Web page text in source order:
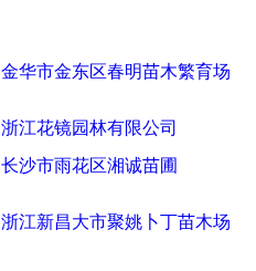
金华市金东区春明苗木繁育场
浙江花镜园林有限公司
长沙市雨花区湘诚苗圃
浙江新昌大市聚姚卜丁苗木场